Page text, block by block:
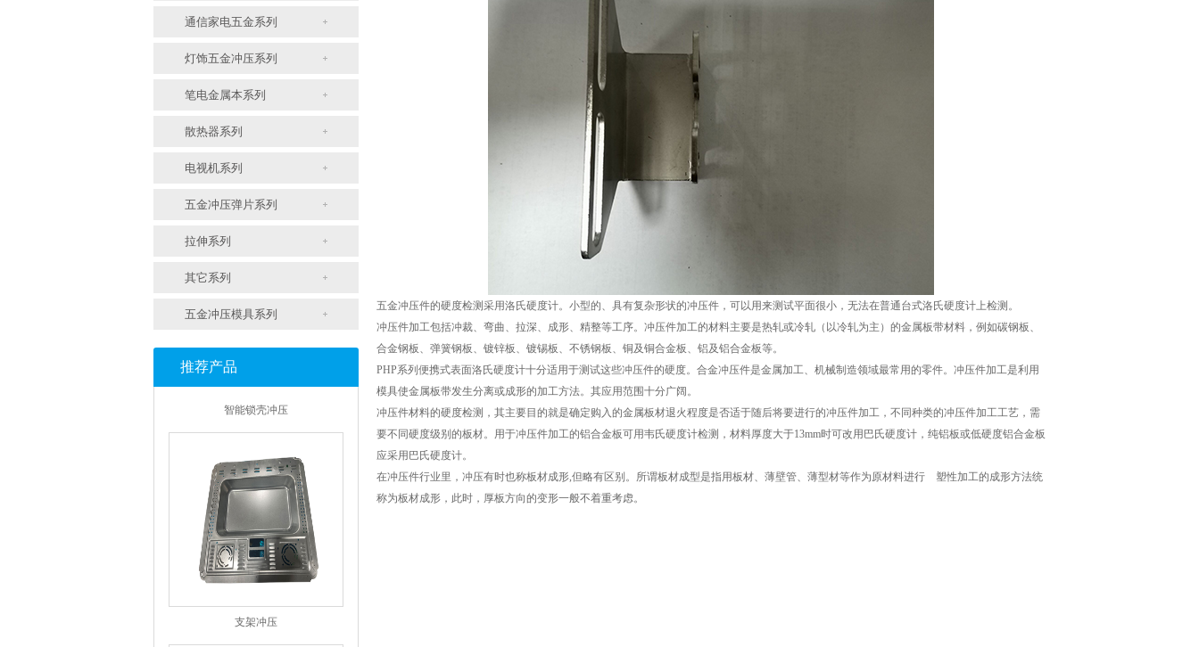
通信家电五金系列
灯饰五金冲压系列
笔电金属本系列
散热器系列
电视机系列
五金冲压弹片系列
拉伸系列
其它系列
五金冲压模具系列
推荐产品
支架冲压
智能锁壳冲压
五金冲压件的硬度检测采用洛氏硬度计。小型的、具有复杂形状的冲压件，可以用来测试平面很小，无法在普通台式洛氏硬度计上检测。
冲压件加工包括冲裁、弯曲、拉深、成形、精整等工序。冲压件加工的材料主要是热轧或冷轧（以冷轧为主）的金属板带材料，例如碳钢板、
合金钢板、弹簧钢板、镀锌板、镀锡板、不锈钢板、铜及铜合金板、铝及铝合金板等。
PHP系列便携式表面洛氏硬度计十分适用于测试这些冲压件的硬度。合金冲压件是金属加工、机械制造领域最常用的零件。冲压件加工是利用
模具使金属板带发生分离或成形的加工方法。其应用范围十分广阔。
冲压件材料的硬度检测，其主要目的就是确定购入的金属板材退火程度是否适于随后将要进行的冲压件加工，不同种类的冲压件加工工艺，需
要不同硬度级别的板材。用于冲压件加工的铝合金板可用韦氏硬度计检测，材料厚度大于13mm时可改用巴氏硬度计，纯铝板或低硬度铝合金板
应采用巴氏硬度计。
在冲压件行业里，冲压有时也称板材成形,但略有区别。所谓板材成型是指用板材、薄壁管、薄型材等作为原材料进行 塑性加工的成形方法统
称为板材成形，此时，厚板方向的变形一般不着重考虑。